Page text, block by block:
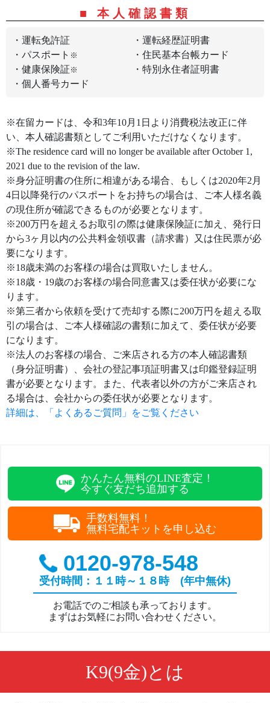
■ 本人確認書類
・運転免許証
・運転経歴証明書
・パスポート ※
・住民基本台帳カード
・健康保険証 ※
・特別永住者証明書
・個人番号カード
※在留カードは、令和3年10月1日より消費税法改正に伴
い、本人確認書類としてご利用いただけなくなります。
※The residence card will no longer be available after October 1,
2021 due to the revision of the law.
※身分証明書の住所に相違がある場合、もしくは2020年2月
4日以降発行のパスポートをお持ちの場合は、ご本人様名義
の現住所が確認できるものが必要となります。
※200万円を超えるお取引の際は健康保険証に加え、発行日
から3ヶ月以内の公共料金領収書（請求書）又は住民票が必
要になります。
※18歳未満のお客様の場合は買取いたしません。
※18歳・19歳のお客様の場合同意書又は委任状が必要にな
ります。
※第三者から依頼を受けて売却する際に200万円を超える取
引の場合は、ご本人様確認の書類に加えて、委任状が必要
になります。
※法人のお客様の場合、ご来店される方の本人確認書類
（身分証明書）、会社の登記事項証明書又は印鑑登録証明
書が必要となります。また、代表者以外の方がご来店され
る場合は、会社からの委任状が必要となります。
詳細は、「よくあるご質問」をご覧ください
かんたん無料のLINE査定！
今すぐ友だち追加する
手数料無料！
無料宅配キットを申し込む
0120-978-548
受付時間：１１時～１８時 (年中無休)
お電話でのご相談も承っております。
まずはお気軽にお問い合わせください。
K9(9金)とは